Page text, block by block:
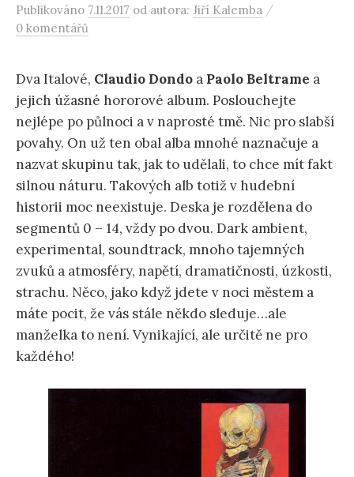
Publikováno 7.11.2017 od autora: Jiří Kalemba /
0 komentářů
Dva Italové, Claudio Dondo a Paolo Beltrame a
jejich úžasné hororové album. Poslouchejte
nejlépe po půlnoci a v naprosté tmě. Nic pro slabší
povahy. On už ten obal alba mnohé naznačuje a
nazvat skupinu tak, jak to udělali, to chce mít fakt
silnou náturu. Takových alb totiž v hudební
historii moc neexistuje. Deska je rozdělena do
segmentů 0 – 14, vždy po dvou. Dark ambient,
experimental, soundtrack, mnoho tajemných
zvuků a atmosféry, napětí, dramatičnosti, úzkosti,
strachu. Něco, jako když jdete v noci městem a
máte pocit, že vás stále někdo sleduje…ale
manželka to není. Vynikající, ale určitě ne pro
každého!